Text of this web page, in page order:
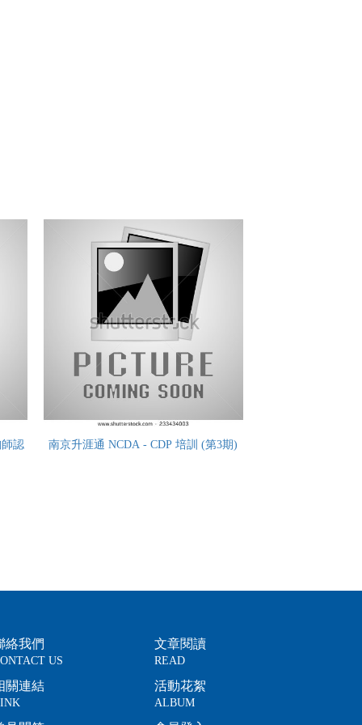
認 南京升涯通 NCDA - CDP 培訓 (第3期)
絡我們
US
關連結
文章閱讀
READ
活動花絮
ALBUM